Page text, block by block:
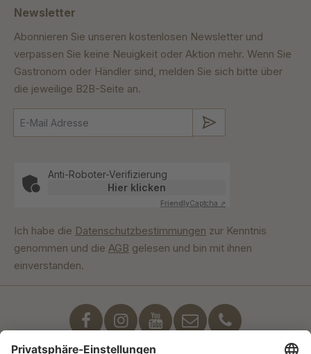
Newsletter
Abonnieren Sie unseren kostenlosen Newsletter und
verpassen Sie keine Neuigkeit oder Aktion mehr. Wenn Sie
Gastronom oder Händler sind, melden Sie sich bitte über
die jeweilige B2B-Seite an.
Anti-Roboter-Verifizierung
Hier klicken
FriendlyCaptcha ⇗
Ich habe die Datenschutzbestimmungen zur Kenntnis
genommen und die AGB gelesen und bin mit ihnen
einverstanden.